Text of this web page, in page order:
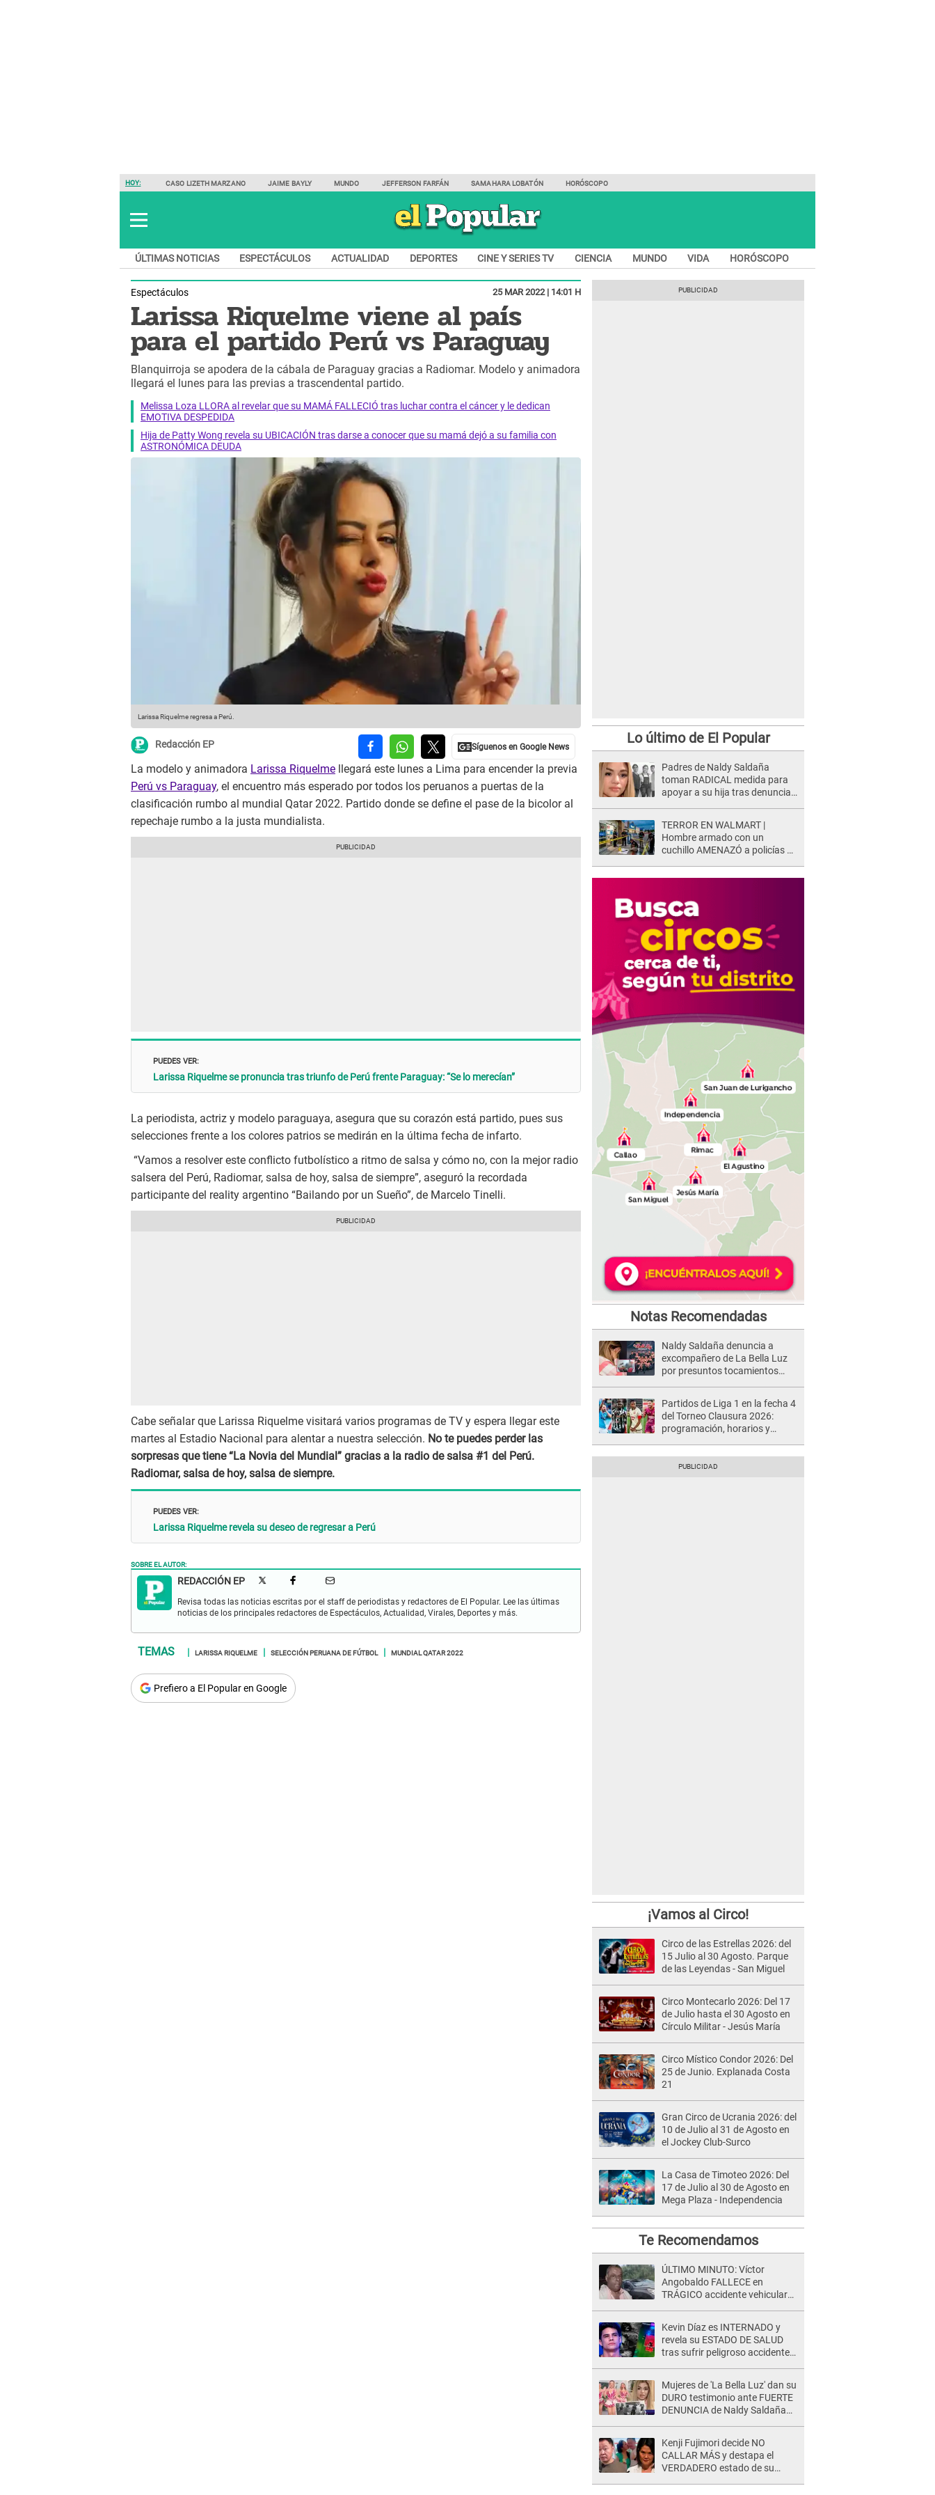
HOY: CASO LIZETH MARZANO JAIME BAYLY MUNDO JEFFERSON FARFÁN SAMAHARA LOBATÓN HORÓSCOPO
ÚLTIMAS NOTICIAS ESPECTÁCULOS ACTUALIDAD DEPORTES CINE Y SERIES TV CIENCIA MUNDO VIDA HORÓSCOPO
Espectáculos 25 MAR 2022 | 14:01 H
Larissa Riquelme viene al país
para el partido Perú vs Paraguay
Blanquirroja se apodera de la cábala de Paraguay gracias a Radiomar. Modelo y animadora
llegará el lunes para las previas a trascendental partido.
Melissa Loza LLORA al revelar que su MAMÁ FALLECIÓ tras luchar contra el cáncer y le dedican
EMOTIVA DESPEDIDA
Hija de Patty Wong revela su UBICACIÓN tras darse a conocer que su mamá dejó a su familia con
ASTRONÓMICA DEUDA
Larissa Riquelme regresa a Perú.
Redacción EP
La modelo y animadora Larissa Riquelme llegará este lunes a Lima para encender la previa
Perú vs Paraguay, el encuentro más esperado por todos los peruanos a puertas de la
clasificación rumbo al mundial Qatar 2022. Partido donde se define el pase de la bicolor al
repechaje rumbo a la justa mundialista.
PUEDES VER:
Larissa Riquelme se pronuncia tras triunfo de Perú frente Paraguay: “Se lo merecían”
La periodista, actriz y modelo paraguaya, asegura que su corazón está partido, pues sus
selecciones frente a los colores patrios se medirán en la última fecha de infarto.
“Vamos a resolver este conflicto futbolístico a ritmo de salsa y cómo no, con la mejor radio
salsera del Perú, Radiomar, salsa de hoy, salsa de siempre”, aseguró la recordada
participante del reality argentino “Bailando por un Sueño”, de Marcelo Tinelli.
Cabe señalar que Larissa Riquelme visitará varios programas de TV y espera llegar este
martes al Estadio Nacional para alentar a nuestra selección. No te puedes perder las
sorpresas que tiene “La Novia del Mundial” gracias a la radio de salsa #1 del Perú.
Radiomar, salsa de hoy, salsa de siempre.
PUEDES VER:
Larissa Riquelme revela su deseo de regresar a Perú
SOBRE EL AUTOR:
REDACCIÓN EP
Revisa todas las noticias escritas por el staff de periodistas y redactores de El Popular. Lee las últimas
noticias de los principales redactores de Espectáculos, Actualidad, Virales, Deportes y más.
LARISSA RIQUELME SELECCIÓN PERUANA DE FÚTBOL MUNDIAL QATAR 2022
Prefiero a El Popular en Google
Lo último de El Popular
Padres de Naldy Saldaña
toman RADICAL medida para
apoyar a su hija tras denuncia
quedar así"
TERROR EN WALMART |
Hombre armado con un
cuchillo AMENAZÓ a policías y
Notas Recomendadas
Naldy Saldaña denuncia a
excompañero de La Bella Luz
por presuntos tocamientos
Partidos de Liga 1 en la fecha 4
del Torneo Clausura 2026:
programación, horarios y
¡Vamos al Circo!
Circo de las Estrellas 2026: del
15 Julio al 30 Agosto. Parque
de las Leyendas - San Miguel
Circo Montecarlo 2026: Del 17
de Julio hasta el 30 Agosto en
Círculo Militar - Jesús María
Circo Místico Condor 2026: Del
25 de Junio. Explanada Costa
21
Gran Circo de Ucrania 2026: del
10 de Julio al 31 de Agosto en
el Jockey Club-Surco
La Casa de Timoteo 2026: Del
17 de Julio al 30 de Agosto en
Mega Plaza - Independencia
Te Recomendamos
ÚLTIMO MINUTO: Víctor
Angobaldo FALLECE en
TRÁGICO accidente vehicular
Kevin Díaz es INTERNADO y
revela su ESTADO DE SALUD
tras sufrir peligroso accidente
Mujeres de 'La Bella Luz' dan su
DURO testimonio ante FUERTE
DENUNCIA de Naldy Saldaña
Kenji Fujimori decide NO
CALLAR MÁS y destapa el
VERDADERO estado de su